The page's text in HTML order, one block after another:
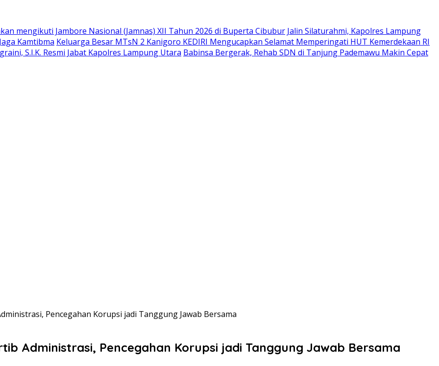
mengikuti Jambore Nasional (Jamnas) XII Tahun 2026 di Buperta Cibubur Jalin Silaturahmi, Kapolres Lampung
Kamtibma Keluarga Besar MTsN 2 Kanigoro KEDIRI Mengucapkan Selamat Memperingati HUT Kemerdekaan RI
S.I.K. Resmi Jabat Kapolres Lampung Utara Babinsa Bergerak, Rehab SDN di Tanjung Pademawu Makin Cepat
Pencegahan Korupsi jadi Tanggung Jawab Bersama
Administrasi, Pencegahan Korupsi jadi Tanggung Jawab Bersama